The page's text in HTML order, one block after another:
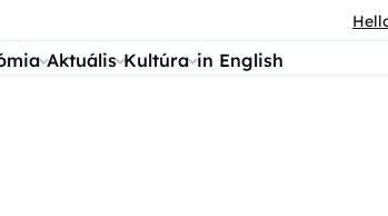
Aktuális Kultúra in English